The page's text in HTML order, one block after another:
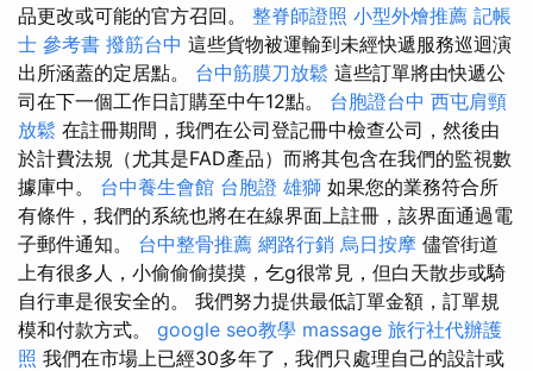
品更改或可能的官方召回。 整脊師證照 小型外燴推薦 記帳
士 參考書 撥筋台中 這些貨物被運輸到未經快遞服務巡迴演
出所涵蓋的定居點。 台中筋膜刀放鬆 這些訂單將由快遞公
司在下一個工作日訂購至中午12點。 台胞證台中 西屯肩頸
放鬆 在註冊期間，我們在公司登記冊中檢查公司，然後由
於計費法規（尤其是FAD產品）而將其包含在我們的監視數
據庫中。 台中養生會館 台胞證 雄獅 如果您的業務符合所
有條件，我們的系統也將在在線界面上註冊，該界面通過電
子郵件通知。 台中整骨推薦 網路行銷 烏日按摩 儘管街道
上有很多人，小偷偷偷摸摸，乞g很常見，但白天散步或騎
自行車是很安全的。 我們努力提供最低訂單金額，訂單規
模和付款方式。 google seo教學 massage 旅行社代辦護
照 我們在市場上已經30多年了，我們只處理自己的設計或